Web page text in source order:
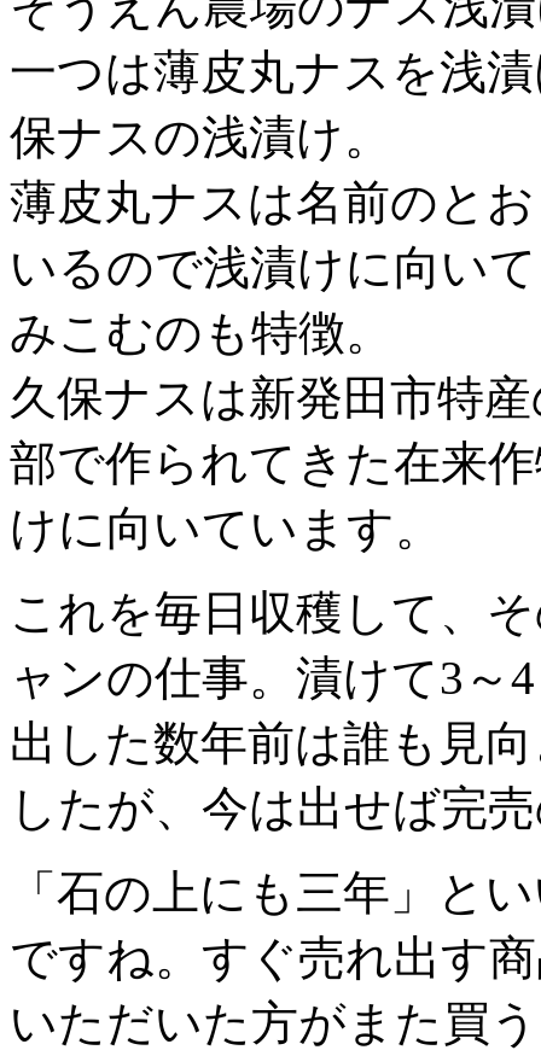
一つは薄皮丸ナスを浅
保ナスの浅漬け。
薄皮丸ナスは名前のと
いるので浅漬けに向い
みこむのも特徴。
久保ナスは新発田市特
部で作られてきた在来
けに向いています。
これを毎日収穫して、
ャンの仕事。漬けて3～
出した数年前は誰も見
したが、今は出せば完
「石の上にも三年」と
ですね。すぐ売れ出す
いただいた方がまた買